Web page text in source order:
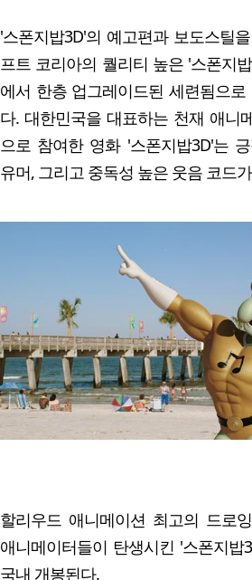
'스폰지밥3D'의 예고편과 보도스틸
프트 코리아의 퀄리티 높은 '스폰지
에서 한층 업그레이드된 세련됨으
다. 대한민국을 대표하는 천재 애니
으로 참여한 영화 '스폰지밥3D'는
유머, 그리고 중독성 높은 웃음 코드
할리우드 애니메이션 최고의 드로
애니메이터들이 탄생시킨 '스폰지
국내 개봉된다.